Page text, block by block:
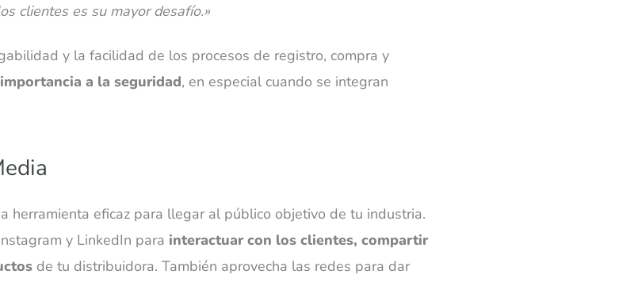
clientes es su mayor desafío.»
y la facilidad de los procesos de registro, compra y
a la seguridad, en especial cuando se integran
herramienta eficaz para llegar al público objetivo de tu industria.
y LinkedIn para interactuar con los clientes, compartir
de tu distribuidora. También aprovecha las redes para dar